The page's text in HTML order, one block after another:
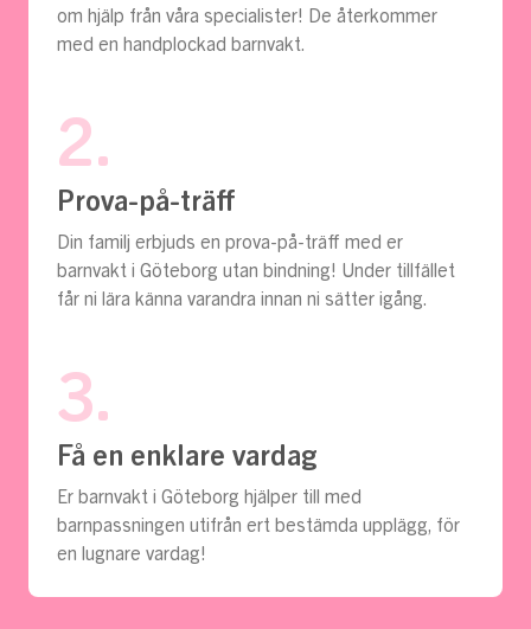
om hjälp från våra specialister! De återkommer
med en handplockad barnvakt.
2.
Prova-på-träff
Din familj erbjuds en prova-på-träff med er
barnvakt i Göteborg utan bindning! Under tillfället
får ni lära känna varandra innan ni sätter igång.
3.
Få en enklare vardag
Er barnvakt i Göteborg hjälper till med
barnpassningen utifrån ert bestämda upplägg, för
en lugnare vardag!